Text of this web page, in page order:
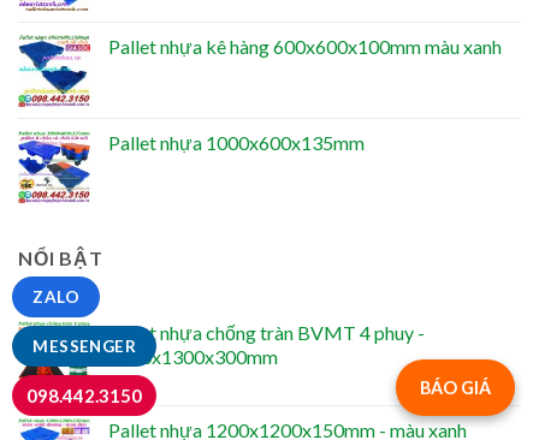
Pallet nhựa kê hàng 600x600x100mm màu xanh
Pallet nhựa 1000x600x135mm
NỔI BẬT
Pallet nhựa chống tràn BVMT 4 phuy -
1300x1300x300mm
Pallet nhựa 1200x1200x150mm - màu xanh
BÁO GIÁ
MESSENGER
ZALO
098.442.3150